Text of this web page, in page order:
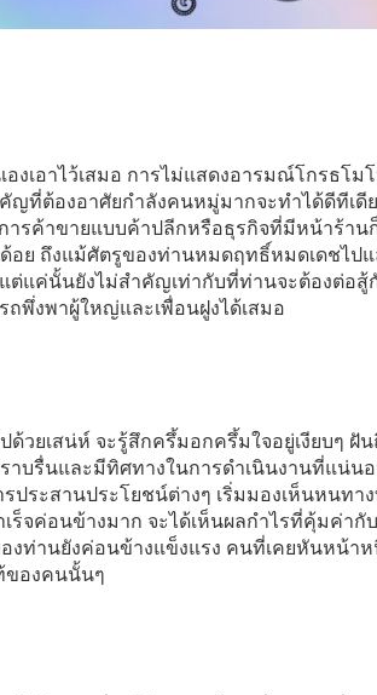
งเอาไว้เสมอ การไม่แสดงอารมณ์โกรธโม
ญที่ต้องอาศัยกำลังคนหมู่มากจะทำได้ดีทีเดี
การค้าขายแบบค้าปลีกหรือธุรกิจที่มีหน้าร้า
อย ถึงแม้ศัตรูของท่านหมดฤทธิ์หมดเดชไป
ต่แค่นั้นยังไม่สำคัญเท่ากับที่ท่านจะต้องต่อสู้
พึ่งพาผู้ใหญ่และเพื่อนฝูงได้เสมอ
วยเสน่ห์ จะรู้สึกครึ้มอกครึ้มใจอยู่เงียบๆ ฝั
บรื่นและมีทิศทางในการดำเนินงานที่แน่น
ระสานประโยชน์ต่างๆ เริ่มมองเห็นหนทา
ร็จค่อนข้างมาก จะได้เห็นผลกำไรที่คุ้มค่ากั
งท่านยังค่อนข้างแข็งแรง คนที่เคยหันหน้า
ของคนนั้นๆ